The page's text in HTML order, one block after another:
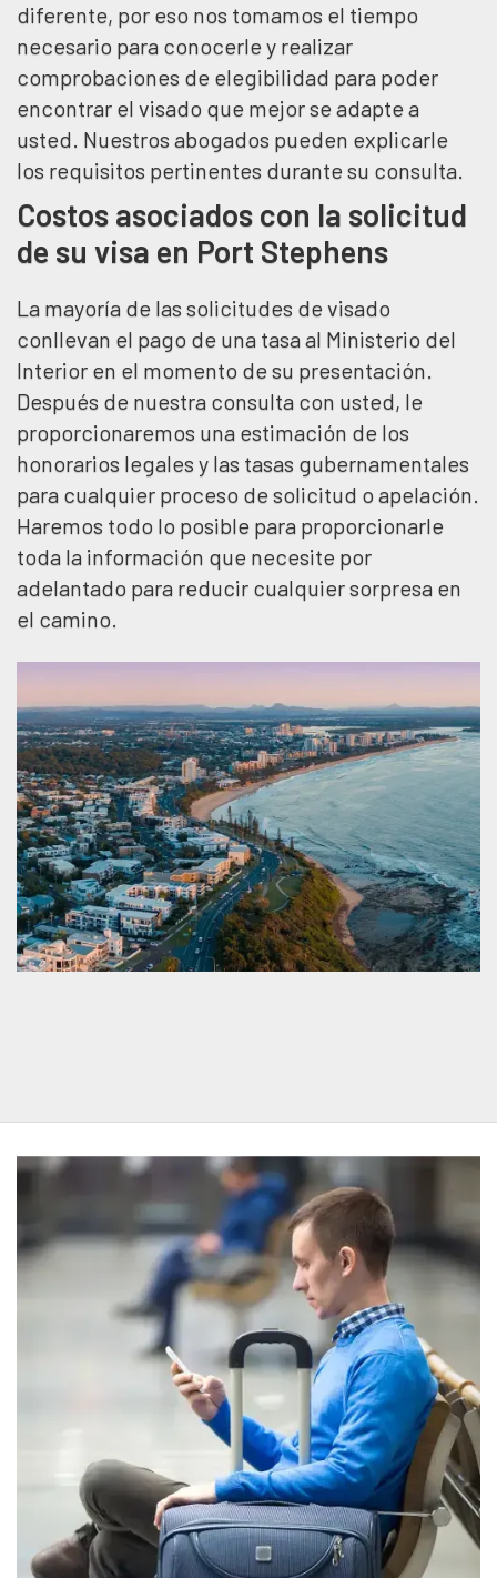
diferente, por eso nos tomamos el tiempo
necesario para conocerle y realizar
comprobaciones de elegibilidad para poder
encontrar el visado que mejor se adapte a
usted. Nuestros abogados pueden explicarle
los requisitos pertinentes durante su consulta.
Costos asociados con la solicitud
de su visa en Port Stephens
La mayoría de las solicitudes de visado
conllevan el pago de una tasa al Ministerio del
Interior en el momento de su presentación.
Después de nuestra consulta con usted, le
proporcionaremos una estimación de los
honorarios legales y las tasas gubernamentales
para cualquier proceso de solicitud o apelación.
Haremos todo lo posible para proporcionarle
toda la información que necesite por
adelantado para reducir cualquier sorpresa en
el camino.